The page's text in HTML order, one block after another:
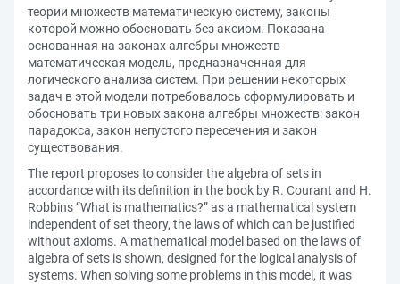
теории множеств математическую систему, законы
которой можно обосновать без аксиом. Показана
основанная на законах алгебры множеств
математическая модель, предназначенная для
логического анализа систем. При решении некоторых
задач в этой модели потребовалось сформулировать и
обосновать три новых закона алгебры множеств: закон
парадокса, закон непустого пересечения и закон
существования.
The report proposes to consider the algebra of sets in
accordance with its definition in the book by R. Courant and H.
Robbins “What is mathematics?” as a mathematical system
independent of set theory, the laws of which can be justified
without axioms. A mathematical model based on the laws of
algebra of sets is shown, designed for the logical analysis of
systems. When solving some problems in this model, it was